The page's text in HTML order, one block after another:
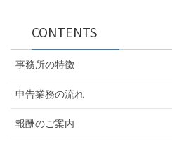
CONTENTS
事務所の特徴
申告業務の流れ
報酬のご案内